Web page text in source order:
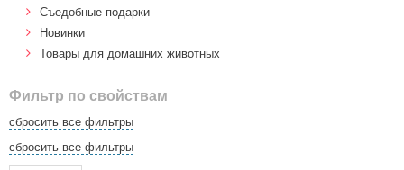
Cъедобные подарки
Новинки
Товары для домашних животных
Фильтр по свойствам
сбросить все фильтры
сбросить все фильтры